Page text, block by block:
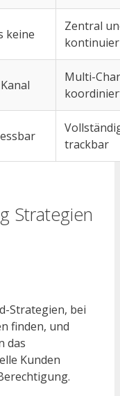
keine
Zentral
Multi-
trackbar
Strategien
Strategien, bei
finden, und
das
Kunden